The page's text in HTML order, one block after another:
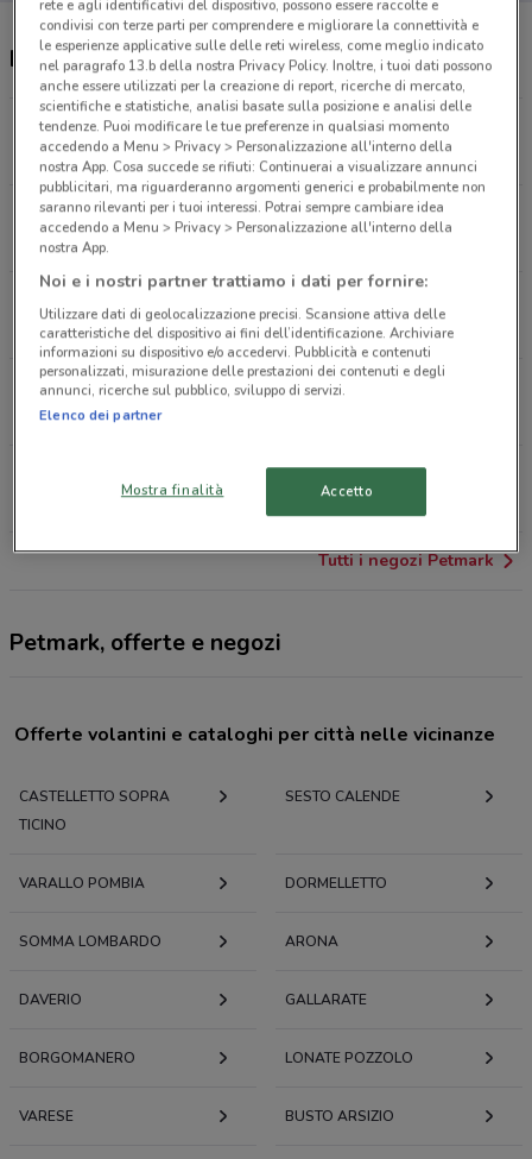
Negozi Petmark a Castelletto sopra Ticino
Viale Della Repubblica, 26 Busto Arsizio
17.8 km
CHIUSO
Via Fratelli Kennedy, 7 Venegono Inferiore
18.9 km
CHIUSO
20.6 km
CHIUSO
Via Per Busto Arsizio 20 Legnano
23.3 km
CHIUSO
Corso Marconi, 32 Gravellona Toce
28.9 km
CHIUSO
Tutti i negozi Petmark
Petmark, offerte e negozi
Offerte volantini e cataloghi per città nelle vicinanze
CASTELLETTO SOPRA
TICINO
SESTO CALENDE
VARALLO POMBIA DORMELLETTO
SOMMA LOMBARDO ARONA
DAVERIO GALLARATE
BORGOMANERO LONATE POZZOLO
VARESE BUSTO ARSIZIO
rete e agli identificativi del dispositivo, possono essere raccolte e
condivisi con terze parti per comprendere e migliorare la connettività e
le esperienze applicative sulle delle reti wireless, come meglio indicato
nel paragrafo 13.b della nostra Privacy Policy. Inoltre, i tuoi dati possono
anche essere utilizzati per la creazione di report, ricerche di mercato,
scientifiche e statistiche, analisi basate sulla posizione e analisi delle
tendenze. Puoi modificare le tue preferenze in qualsiasi momento
accedendo a Menu > Privacy > Personalizzazione all'interno della
nostra App. Cosa succede se rifiuti: Continuerai a visualizzare annunci
pubblicitari, ma riguarderanno argomenti generici e probabilmente non
saranno rilevanti per i tuoi interessi. Potrai sempre cambiare idea
accedendo a Menu > Privacy > Personalizzazione all'interno della
nostra App.
Noi e i nostri partner trattiamo i dati per fornire:
Utilizzare dati di geolocalizzazione precisi. Scansione attiva delle
caratteristiche del dispositivo ai fini dell’identificazione. Archiviare
informazioni su dispositivo e/o accedervi. Pubblicità e contenuti
personalizzati, misurazione delle prestazioni dei contenuti e degli
annunci, ricerche sul pubblico, sviluppo di servizi.
Elenco dei partner
Mostra finalità Accetto